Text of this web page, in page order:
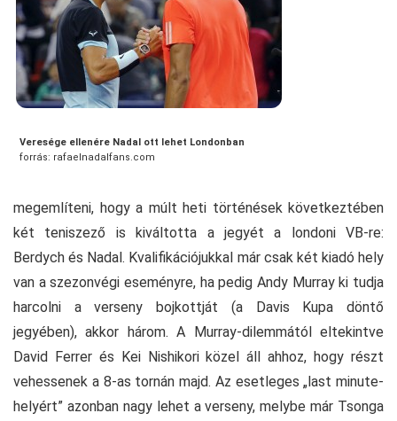
Veresége ellenére Nadal ott lehet Londonban
forrás: rafaelnadalfans.com
megemlíteni, hogy a múlt heti történések következtében
két teniszező is kiváltotta a jegyét a londoni VB-re:
Berdych és Nadal. Kvalifikációjukkal már csak két kiadó hely
van a szezonvégi eseményre, ha pedig Andy Murray ki tudja
harcolni a verseny bojkottját (a Davis Kupa döntő
jegyében), akkor három. A Murray-dilemmától eltekintve
David Ferrer és Kei Nishikori közel áll ahhoz, hogy részt
vehessenek a 8-as tornán majd. Az esetleges „last minute-
helyért” azonban nagy lehet a verseny, melybe már Tsonga